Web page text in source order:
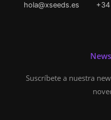
hola@xseeds.es
Suscríbete a nuestra